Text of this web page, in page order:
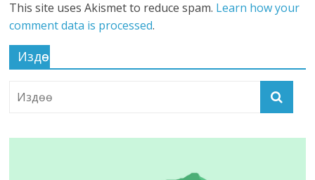
This site uses Akismet to reduce spam. Learn how your
comment data is processed.
Издөө